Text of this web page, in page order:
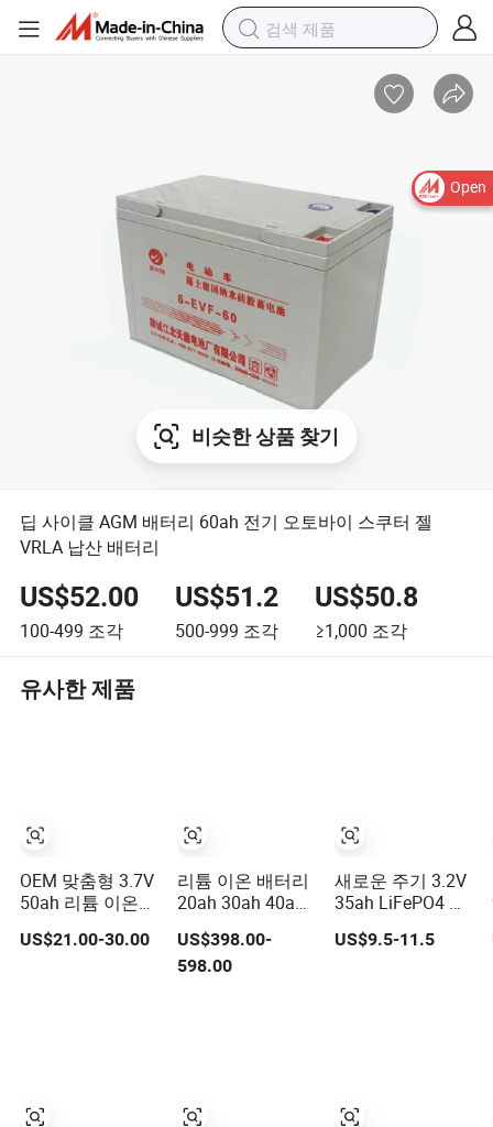
Open
비슷한 상품 찾기
딥 사이클 AGM 배터리 60ah 전기 오토바이 스쿠터 젤
VRLA 납산 배터리
US$52.00
100-499 조각
US$51.2
500-999 조각
US$50.8
≥1,000 조각
유사한 제품
OEM 맞춤형 3.7V
50ah 리튬 이온
배터리 고성능 재
충전 가능한 리튬
US$21.00-30.00
리튬 이온 배터리
20ah 30ah 40ah
LiFePO4 배터리
48V/60V/74V 전
기 자전거 배터리
US$398.00-
598.00
새로운 주기 3.2V
35ah LiFePO4 배
터리 셀 리튬 이온
전기 오토바이 배
US$9.5-11.5